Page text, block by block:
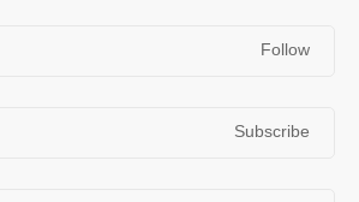
Follow
Subscribe